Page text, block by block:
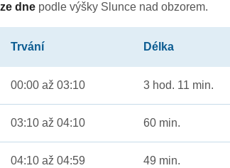
dne podle výšky Slunce nad obzorem.
Trvání Délka
00:00 až 03:10 3 hod. 11 min.
03:10 až 04:10 60 min.
04:10 až 04:59 49 min.